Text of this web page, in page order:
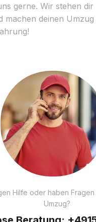
gerne. Wir stehen dir
machen deinen
Hilfe oder haben Fragen
Umzug?